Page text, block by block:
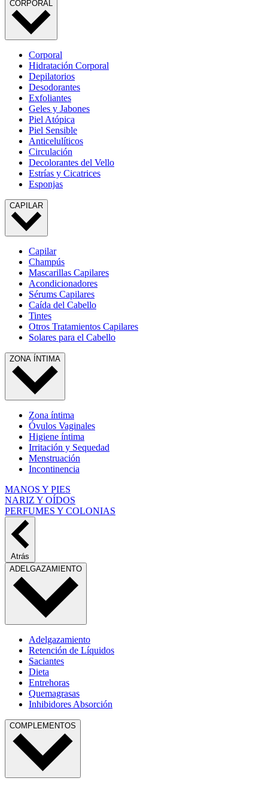
CORPORAL
Corporal
Hidratación Corporal
Depilatorios
Desodorantes
Exfoliantes
Geles y Jabones
Piel Atópica
Piel Sensible
Anticelulíticos
Circulación
Decolorantes del Vello
Estrías y Cicatrices
Esponjas
CAPILAR
Capilar
Champús
Mascarillas Capilares
Acondicionadores
Sérums Capilares
Caída del Cabello
Tintes
Otros Tratamientos Capilares
Solares para el Cabello
ZONA ÍNTIMA
Zona íntima
Óvulos Vaginales
Higiene íntima
Irritación y Sequedad
Menstruación
Incontinencia
MANOS Y PIES
NARIZ Y OÍDOS
PERFUMES Y COLONIAS
Atrás
ADELGAZAMIENTO
Adelgazamiento
Retención de Líquidos
Saciantes
Dieta
Entrehoras
Quemagrasas
Inhibidores Absorción
COMPLEMENTOS